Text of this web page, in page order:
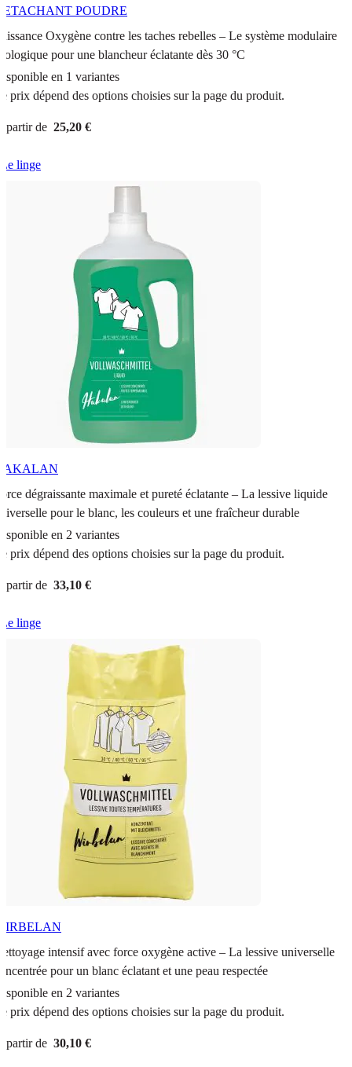
POUDRE
Oxygène contre les taches rebelles – Le système modulaire
pour une blancheur éclatante dès 30 °C
en 1 variantes
prix dépend des options choisies sur la page du produit.
partir de 25,20 €
Le linge
dégraissante maximale et pureté éclatante – La lessive liquide
pour le blanc, les couleurs et une fraîcheur durable
en 2 variantes
prix dépend des options choisies sur la page du produit.
partir de 33,10 €
Le linge
intensif avec force oxygène active – La lessive universelle
pour un blanc éclatant et une peau respectée
en 2 variantes
prix dépend des options choisies sur la page du produit.
partir de 30,10 €